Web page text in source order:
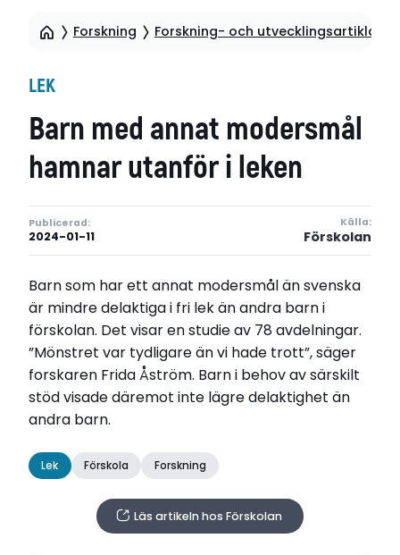
Forskning Forskning- och utvecklingsartiklar
LEK
Barn med annat modersmål
hamnar utanför i leken
Publicerad:
2024-01-11
Källa:
Förskolan
Barn som har ett annat modersmål än svenska
är mindre delaktiga i fri lek än andra barn i
förskolan. Det visar en studie av 78 avdelningar.
”Mönstret var tydligare än vi hade trott”, säger
forskaren Frida Åström. Barn i behov av särskilt
stöd visade däremot inte lägre delaktighet än
andra barn.
Lek Förskola Forskning
Läs artikeln hos Förskolan